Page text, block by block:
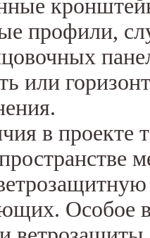
профили,
или
в проекте
Особое